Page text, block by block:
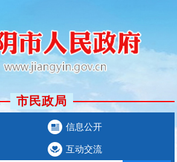
市民政局
信息公开
互动交流